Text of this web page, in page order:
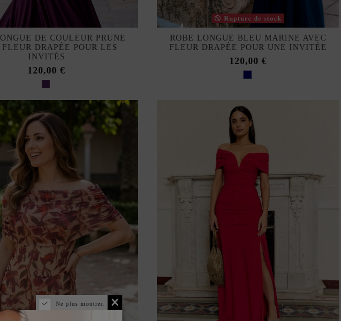
DE COULEUR PRUNE
FLEUR DRAPÉE POUR LES
INVITÉS
120,00 €
Rupture de stock
ROBE LONGUE BLEU MARINE AVEC
FLEUR DRAPÉE POUR UNE INVITÉE
120,00 €
Ne plus montrer.